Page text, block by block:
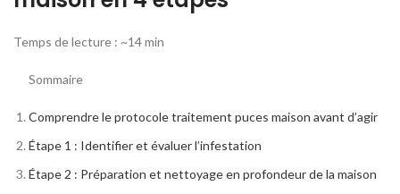
Temps de lecture : ~14 min
Sommaire
Comprendre le protocole traitement puces maison avant d’agir
Étape 1 : Identifier et évaluer l’infestation
Étape 2 : Préparation et nettoyage en profondeur de la maison